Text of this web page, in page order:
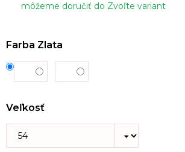
môžeme doručiť do Zvoľte variant
Farba Zlata
Veľkosť